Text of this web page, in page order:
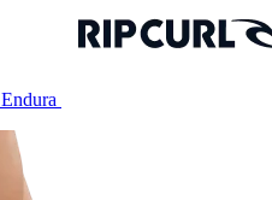
Endura